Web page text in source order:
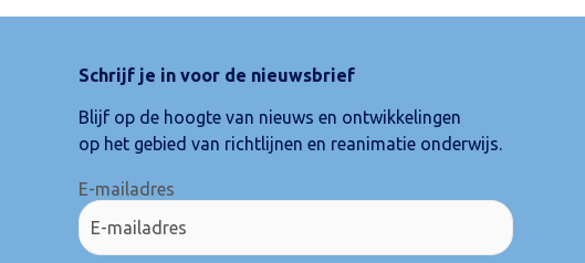
Schrijf je in voor de nieuwsbrief
Blijf op de hoogte van nieuws en ontwikkelingen
op het gebied van richtlijnen en reanimatie onderwijs.
E-mailadres